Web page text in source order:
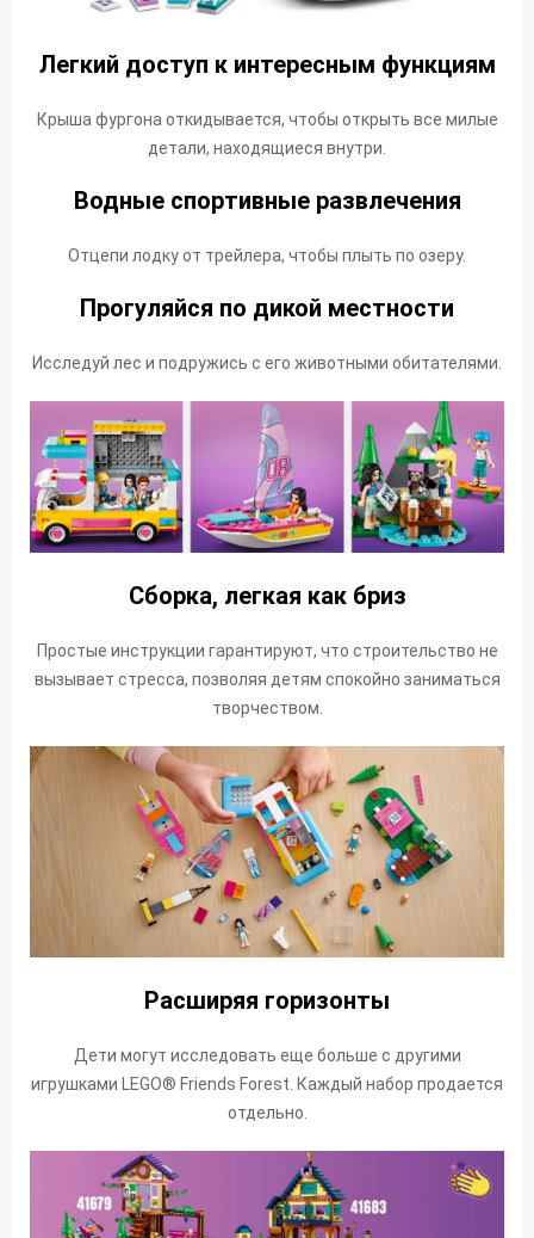
Легкий доступ к интересным функциям
Крыша фургона откидывается, чтобы открыть все милые
детали, находящиеся внутри.
Водные спортивные развлечения
Отцепи лодку от трейлера, чтобы плыть по озеру.
Прогуляйся по дикой местности
Исследуй лес и подружись с его животными обитателями.
Сборка, легкая как бриз
Простые инструкции гарантируют, что строительство не
вызывает стресса, позволяя детям спокойно заниматься
творчеством.
Расширяя горизонты
Дети могут исследовать еще больше с другими
игрушками LEGO® Friends Forest. Каждый набор продается
отдельно.